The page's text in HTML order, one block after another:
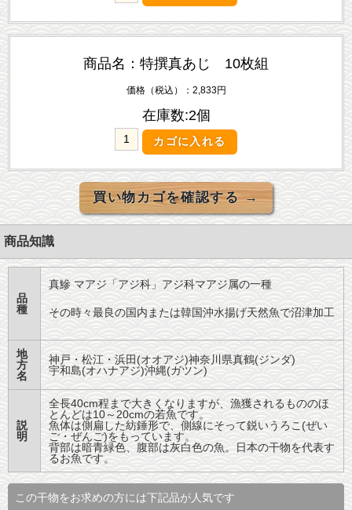
商品名：特撰真あじ 10枚組
価格（税込）：2,833円
在庫数:2個
商品知識
品
種
真鰺 マアジ「アジ科」アジ科マアジ属の一種
その時々最良の国内または韓国沖水揚げ天然魚で沼津加工
地
方
名
神戸・松江・浜田(オオアジ)神奈川県真鶴(ジンダ)
宇和島(オハナアジ)沖縄(ガツン)
説
明
全長40cm程まで大きくなりますが、漁獲されるもののほ
とんどは10～20cmの若魚です。
魚体は側扁した紡錘形で、側線にそって鋭いうろこ(ぜい
ご・ぜんご)をもっています。
背部は暗青緑色、腹部は灰白色の魚。日本の干物を代表す
るお魚です。
この干物をお求めの方には下記品が人気です